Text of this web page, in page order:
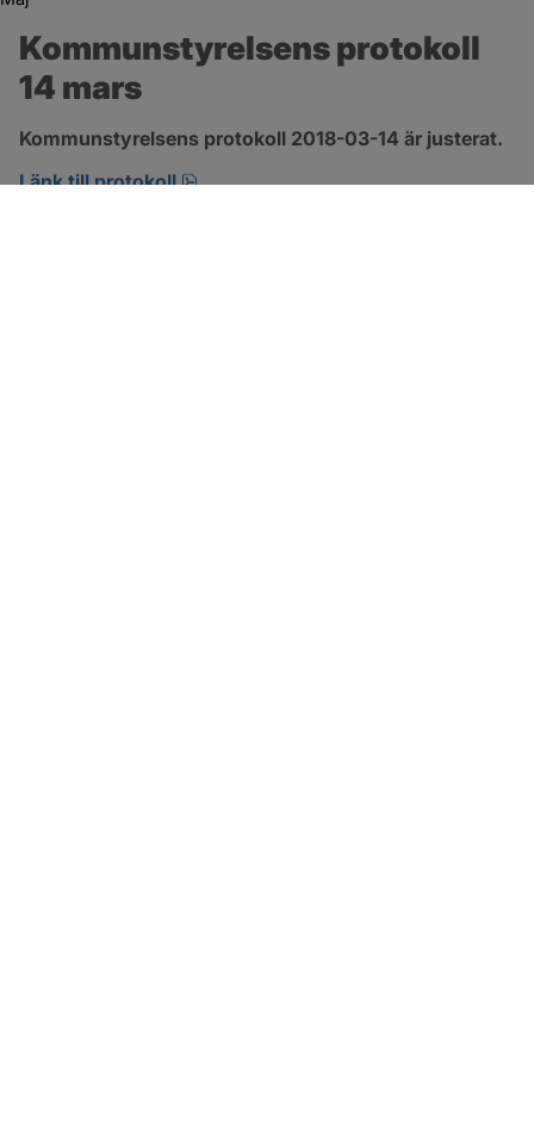
Kommunstyrelsens protokoll
14 mars
Kommunstyrelsens protokoll 2018-03-14 är justerat.
Länk till protokoll
pdf, 489.5 kB, öppnas i nytt fönster.